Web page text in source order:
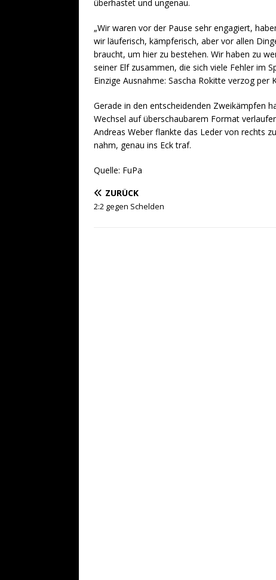
überhastet und ungenau.
„Wir waren vor der Pause sehr engagiert,
wir läuferisch, kämpferisch, aber vor allen
braucht, um hier zu bestehen. Wir haben zu
seiner Elf zusammen, die sich viele Fehler im
Einzige Ausnahme: Sascha Rokitte verzog per
Gerade in den entscheidenden Zweikämpfen
Wechsel auf überschaubarem Format
Andreas Weber flankte das Leder von rechts
nahm, genau ins Eck traf.
Quelle: FuPa
ZURÜCK
2:2 gegen Schelden